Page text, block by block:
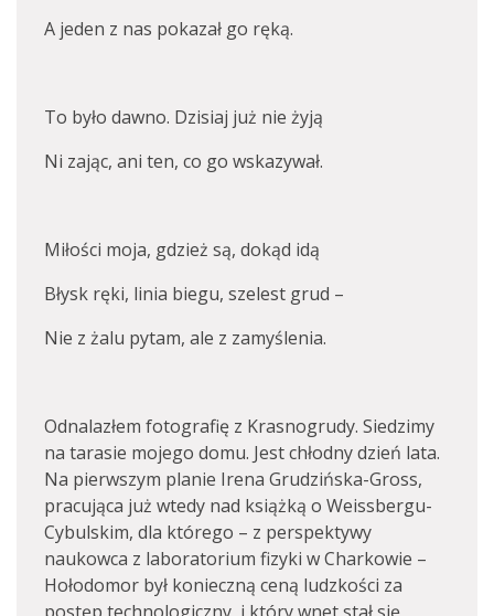
A jeden z nas pokazał go ręką.
To było dawno. Dzisiaj już nie żyją
Ni zając, ani ten, co go wskazywał.
Miłości moja, gdzież są, dokąd idą
Błysk ręki, linia biegu, szelest grud –
Nie z żalu pytam, ale z zamyślenia.
Odnalazłem fotografię z Krasnogrudy. Siedzimy
na tarasie mojego domu. Jest chłodny dzień lata.
Na pierwszym planie Irena Grudzińska-Gross,
pracująca już wtedy nad książką o Weissbergu-
Cybulskim, dla którego – z perspektywy
naukowca z laboratorium fizyki w Charkowie –
Hołodomor był konieczną ceną ludzkości za